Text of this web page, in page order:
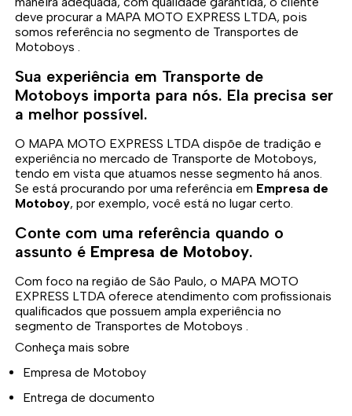
deve procurar a MAPA MOTO EXPRESS LTDA, pois
somos referência no segmento de Transportes de
Motoboys .
Sua experiência em Transporte de
Motoboys importa para nós. Ela precisa ser
a melhor possível.
O MAPA MOTO EXPRESS LTDA dispõe de tradição e
experiência no mercado de Transporte de Motoboys,
tendo em vista que atuamos nesse segmento há anos.
Se está procurando por uma referência em Empresa de
Motoboy, por exemplo, você está no lugar certo.
Conte com uma referência quando o
assunto é Empresa de Motoboy.
Com foco na região de São Paulo, o MAPA MOTO
EXPRESS LTDA oferece atendimento com profissionais
qualificados que possuem ampla experiência no
segmento de Transportes de Motoboys .
Conheça mais sobre
Empresa de Motoboy
Entrega de documento